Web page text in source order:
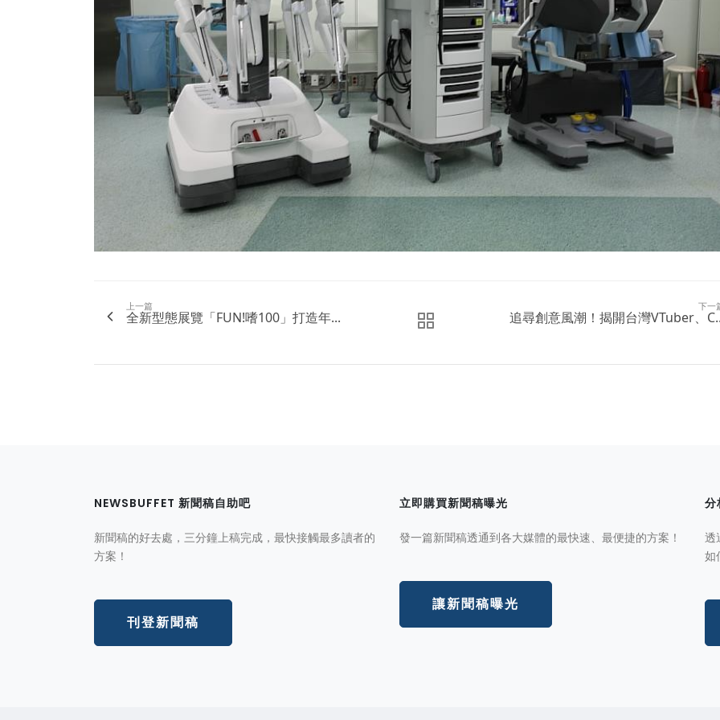
上一篇
全新型態展覽「FUN!嗜100」打造年...
下一
追尋創意風潮！揭開台灣VTuber、
NEWSBUFFET 新聞稿自助吧
新聞稿的好去處，三分鐘上稿完成，最快接觸最多讀者的
方案！
刊登新聞稿
立即購買新聞稿曝光
發一篇新聞稿透通到各大媒體的最快速、最便捷的方案！
讓新聞稿曝光
分
透
如